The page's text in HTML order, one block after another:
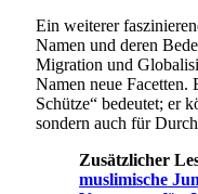
Ein weiterer
Namen und deren
Migration und
Namen neue
Schütze“ bedeutet; er
sondern auch für
Zusätzlicher
muslimische